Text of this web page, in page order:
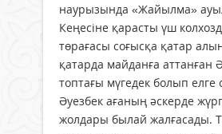
наурызында «Жайылма»
Кеңесіне қарасты үш
төрағасы соғысқа қатар
қатарда майданға аттанған
топтағы мүгедек болып елге
Әуезбек ағаның әскерде
жолдары былай жалғасады.